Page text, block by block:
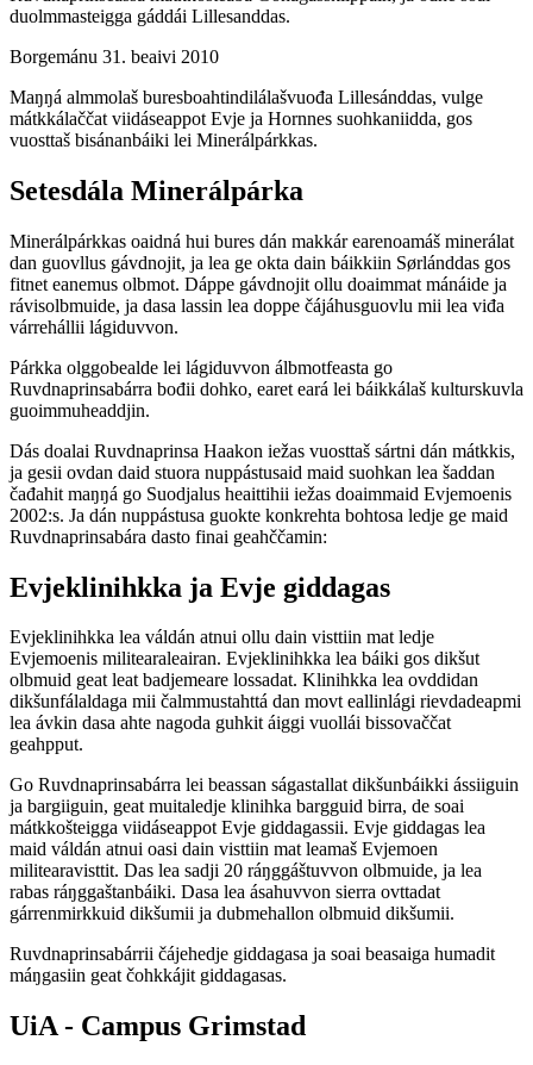
duolmmasteigga gáddái Lillesanddas.
Borgemánu 31. beaivi 2010
Maŋŋá almmolaš buresboahtindilálašvuođa Lillesánddas, vulge
mátkkálaččat viidáseappot Evje ja Hornnes suohkaniidda, gos
vuosttaš bisánanbáiki lei Minerálpárkkas.
Setesdála Minerálpárka
Minerálpárkkas oaidná hui bures dán makkár earenoamáš minerálat
dan guovllus gávdnojit, ja lea ge okta dain báikkiin Sørlánddas gos
fitnet eanemus olbmot. Dáppe gávdnojit ollu doaimmat mánáide ja
rávisolbmuide, ja dasa lassin lea doppe čájáhusguovlu mii lea viđa
várrehállii lágiduvvon.
Párkka olggobealde lei lágiduvvon álbmotfeasta go
Ruvdnaprinsabárra bođii dohko, earet eará lei báikkálaš kulturskuvla
guoimmuheaddjin.
Dás doalai Ruvdnaprinsa Haakon iežas vuosttaš sártni dán mátkkis,
ja gesii ovdan daid stuora nuppástusaid maid suohkan lea šaddan
čađahit maŋŋá go Suodjalus heaittihii iežas doaimmaid Evjemoenis
2002:s. Ja dán nuppástusa guokte konkrehta bohtosa ledje ge maid
Ruvdnaprinsabára dasto finai geahččamin:
Evjeklinihkka ja Evje giddagas
Evjeklinihkka lea váldán atnui ollu dain visttiin mat ledje
Evjemoenis militearaleairan. Evjeklinihkka lea báiki gos dikšut
olbmuid geat leat badjemeare lossadat. Klinihkka lea ovddidan
dikšunfálaldaga mii čalmmustahttá dan movt eallinlági rievdadeapmi
lea ávkin dasa ahte nagoda guhkit áiggi vuollái bissovaččat
geahpput.
Go Ruvdnaprinsabárra lei beassan ságastallat dikšunbáikki ássiiguin
ja bargiiguin, geat muitaledje klinihka bargguid birra, de soai
mátkkošteigga viidáseappot Evje giddagassii. Evje giddagas lea
maid váldán atnui oasi dain visttiin mat leamaš Evjemoen
militearavisttit. Das lea sadji 20 ráŋggáštuvvon olbmuide, ja lea
rabas ráŋggaštanbáiki. Dasa lea ásahuvvon sierra ovttadat
gárrenmirkkuid dikšumii ja dubmehallon olbmuid dikšumii.
Ruvdnaprinsabárrii čájehedje giddagasa ja soai beasaiga humadit
máŋgasiin geat čohkkájit giddagasas.
UiA - Campus Grimstad